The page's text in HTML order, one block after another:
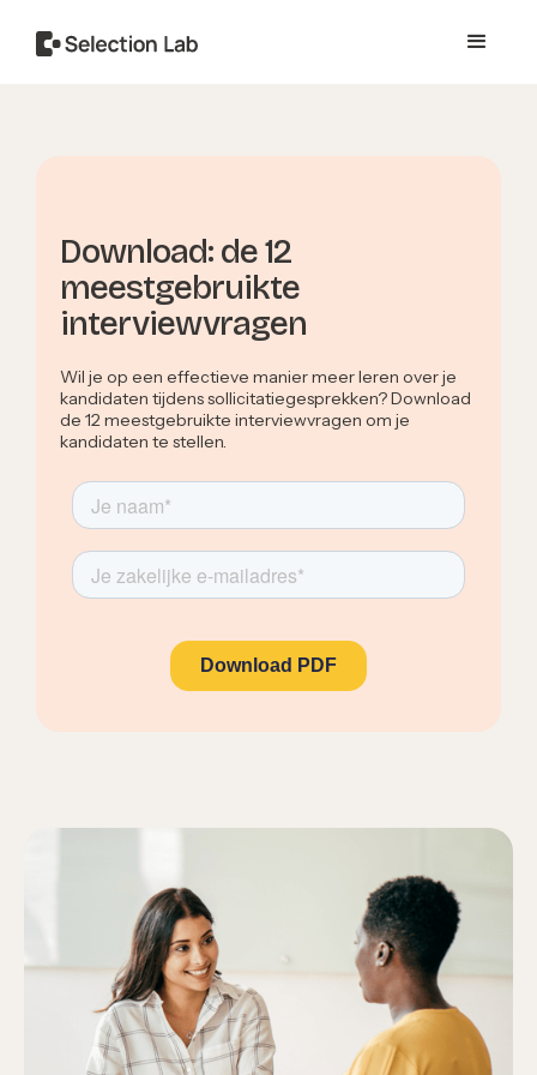
Download: de 12
meestgebruikte
interviewvragen
Wil je op een effectieve manier meer leren over je
kandidaten tijdens sollicitatiegesprekken? Download
de 12 meestgebruikte interviewvragen om je
kandidaten te stellen.